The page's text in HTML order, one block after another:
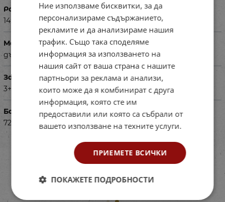
Размери в см
14х14х10см.
Материал
дърво
За деца на възраст
3+
Баркод (ISBN, UPC, др.)
72550119-2
Ние използваме бисквитки, за да
персонализираме съдържанието,
рекламите и да анализираме нашия
трафик. Също така споделяме
информация за използването на
нашия сайт от ваша страна с нашите
партньори за реклама и анализи,
които може да я комбинират с друга
информация, която сте им
предоставили или която са събрали от
вашето използване на техните услуги.
ПРИЕМЕТЕ ВСИЧКИ
ПОКАЖЕТЕ ПОДРОБНОСТИ